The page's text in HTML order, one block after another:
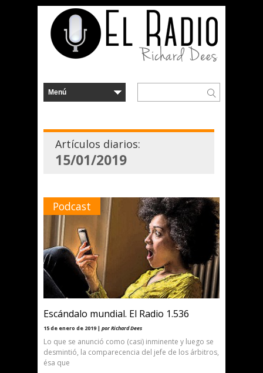
Artículos diarios:
15/01/2019
Podcast
Escándalo mundial. El Radio 1.536
15 de enero de 2019 | por Richard Dees
Lo que se anunció como (casi) inminente y luego se
desmintió, la comparecencia del jefe de los árbitros,
ésa que